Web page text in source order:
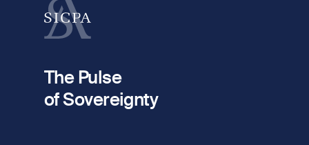
Nom
fieldset
The Pulse
of Sovereignty